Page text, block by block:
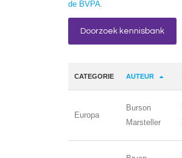
de BVPA.
Doorzoek kennisbank
CATEGORIE AUTEUR
Europa
Burson
Marsteller